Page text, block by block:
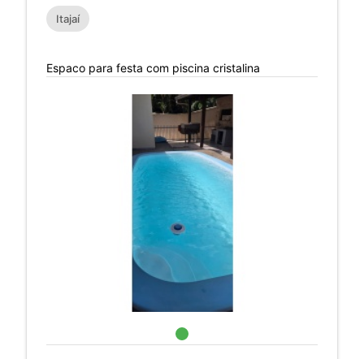
Itajaí
Espaco para festa com piscina cristalina